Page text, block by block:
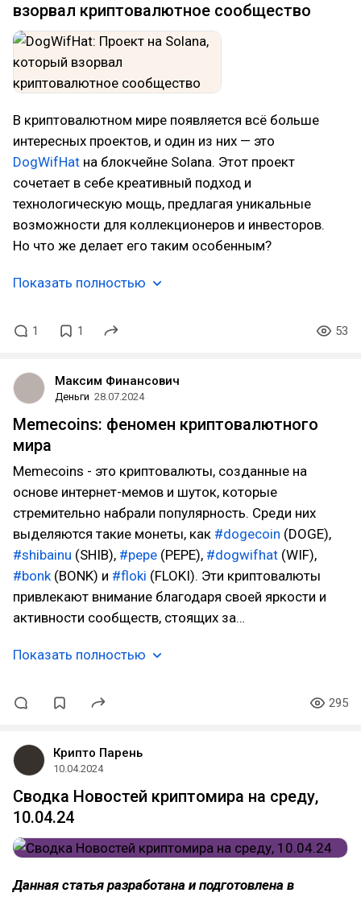
взорвал криптовалютное сообщество
В криптовалютном мире появляется всё больше
интересных проектов, и один из них — это
DogWifHat на блокчейне Solana. Этот проект
сочетает в себе креативный подход и
технологическую мощь, предлагая уникальные
возможности для коллекционеров и инвесторов.
Но что же делает его таким особенным?
Показать полностью
1 1 53
Максим Финансович
Деньги 28.07.2024
Memecoins: феномен криптовалютного
мира
Memecoins - это криптовалюты, созданные на
основе интернет-мемов и шуток, которые
стремительно набрали популярность. Среди них
выделяются такие монеты, как #dogecoin (DOGE),
#shibainu (SHIB), #pepe (PEPE), #dogwifhat (WIF),
#bonk(BONK) и #floki (FLOKI). Эти криптовалюты
привлекают внимание благодаря своей яркости и
активности сообществ, стоящих за…
Показать полностью
295
Крипто Парень
10.04.2024
Сводка Новостей криптомира на среду,
10.04.24
Данная статья разработана и подготовлена в